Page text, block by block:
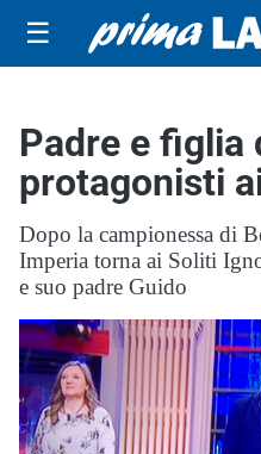
☰
Padre e figlia
protagonisti
Dopo la campionessa di
Imperia torna ai Soliti
e suo padre Guido